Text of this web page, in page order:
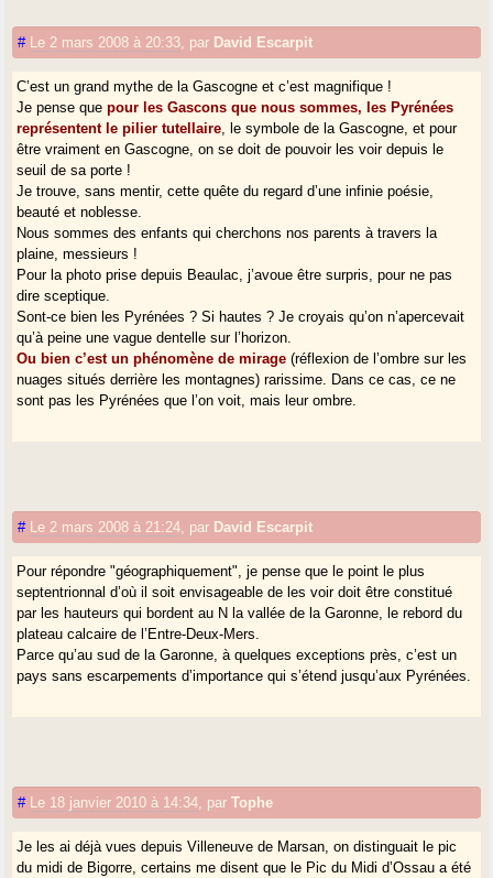
# Le 2 mars 2008 à 20:33 par David Escarpit
C’est un grand mythe de la Gascogne et c’est magnifique !
Je pense quepour les Gascons que nous sommes, les Pyrénées
représentent le pilier tutellaire , le symbole de la Gascogne, et pour
être vraiment en Gascogne, on se doit de pouvoir les voir depuis le
seuil de sa porte !
Je trouve, sans mentir, cette quête du regard d’une infinie poésie,
beauté et noblesse.
Nous sommes des enfants qui cherchons nos parents à travers la
plaine, messieurs !
Pour la photo prise depuis Beaulac, j’avoue être surpris, pour ne pas
dire sceptique.
Sont-ce bien les Pyrénées ? Si hautes ? Je croyais qu’on n’apercevait
qu’à peine une vague dentelle sur l’horizon.
Ou bien c’est un phénomène de mirage (réflexion de l’ombre sur les
nuages situés derrière les montagnes) rarissime. Dans ce cas, ce ne
sont pas les Pyrénées que l’on voit, mais leur ombre.
# Le 2 mars 2008 à 21:24 par David Escarpit
Pour répondre "géographiquement", je pense que le point le plus
septentrionnal d’où il soit envisageable de les voir doit être constitué
par les hauteurs qui bordent au N la vallée de la Garonne, le rebord du
plateau calcaire de l’Entre-Deux-Mers.
Parce qu’au sud de la Garonne, à quelques exceptions près, c’est un
pays sans escarpements d’importance qui s’étend jusqu’aux Pyrénées.
# Le 18 janvier 2010 à 14:34 parTophe
Je les ai déjà vues depuis Villeneuve de Marsan, on distinguait le pic
du midi de Bigorre, certains me disent que le Pic du Midi d’Ossau a été